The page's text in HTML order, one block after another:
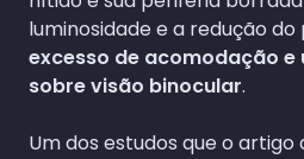
luminosidade e a redução
excesso de acomodação e
sobre visão binocular.
Um dos estudos que o artigo